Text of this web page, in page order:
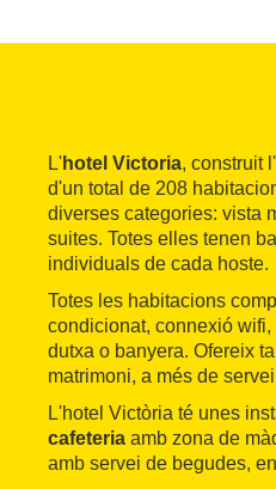
L'hotel Victoria, construit
d'un total de 208
diverses categories: vista
suites. Totes elles tenen
individuals de cada hoste.
Totes les habitacions
condicionat, connexió
dutxa o banyera. Ofereix
matrimoni, a més de
L'hotel Victòria té unes
cafeteria amb zona de
amb servei de begudes,